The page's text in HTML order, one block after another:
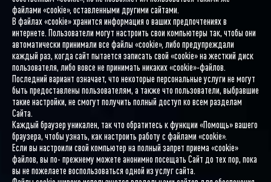
файлами «cookie», оставленными другими сайтами.
В файлах «cookie» хранится информация о ваших предпочтениях в
интернете. Пользователи могут настроить свои компьютеры так, чтобы они
автоматически принимали все файлы «cookie», либо предупреждали
каждый раз, когда сайт пытается записать свой «cookie» на жесткий диск
пользователя, либо вовсе не принимать никаких «cookie»-файлов.
Последний вариант означает, что некоторые персональные услуги не могут
быть предоставлены пользователям, а также что пользователи, выбравшие
такие настройки, не смогут получить полный доступ ко всем разделам
Сайта.
Каждый браузер уникален, так что обратитесь к функции «Помощь» вашего
браузера, чтобы узнать, как настроить работу с файлами «cookie».
Если вы настроили свой компьютер на полный запрет приема «cookie»
файлов, вы по- прежнему можете анонимно посещать Сайт до тех пор, пока
вы не пожелаете воспользоваться одной из услуг сайта.